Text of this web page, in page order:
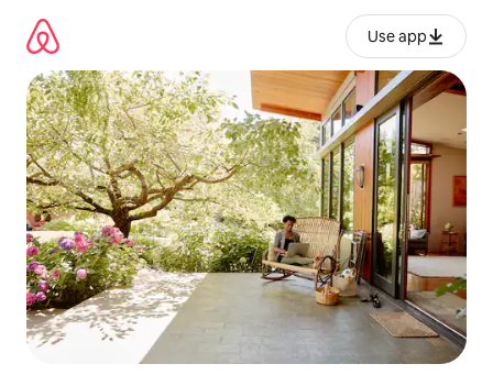
გადასვლა
Use app